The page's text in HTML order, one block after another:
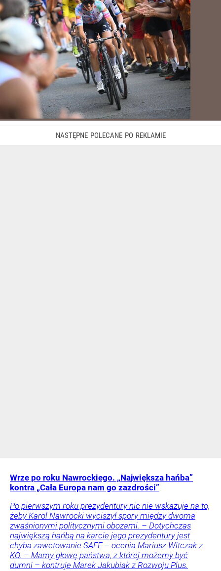
Wrze po roku Nawrockiego. „Największa hańba”
kontra „Cała Europa nam go zazdrości”
Po pierwszym roku prezydentury nic nie wskazuje na to,
żeby Karol Nawrocki wyciszył spory między dwoma
zwaśnionymi politycznymi obozami. – Dotychczas
największą hańbą na karcie jego prezydentury jest
chyba zawetowanie SAFE – ocenia Mariusz Witczak z
KO. – Mamy głowę państwa, z której możemy być
dumni – kontruje Marek Jakubiak z Rozwoju Plus.